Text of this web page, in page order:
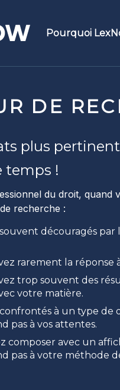
Pourquoi
DE
plus
temps !
du droit, quand
recherche :
découragés
rarement la réponse
trop souvent des
votre matière.
à un type de
pas à vos attentes.
composer avec un
pas à votre méthode